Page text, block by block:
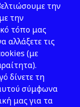
την
την
τόπο μας
αλλάξετε τις
(με
δίνετε τη
σύμφωνα
μας για τα